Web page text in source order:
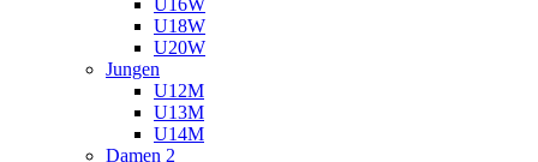
U16W
U18W
U20W
Jungen
U12M
U13M
U14M
Damen 2